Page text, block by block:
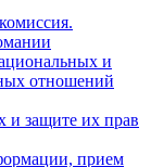
и
отношений
и защите их прав
прием